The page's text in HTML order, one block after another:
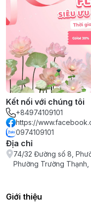
Kết nối với chúng tôi
+84974109101
https://
0974109101
Địa chỉ
74/32 Đường số 8,
Phường Trường
Giới thiệu